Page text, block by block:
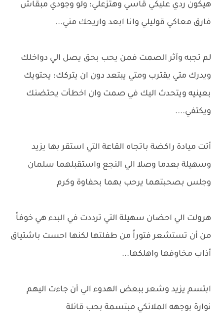
هيكون ردي عليكي قاسي وهتزعلي؛ ولو وجودي مبقاش
فارق معاكي قوليلي وانا ابعد واريحك مني...
لم تجبه وآثر الصمت فمن يحب بحق يصل الي دواخلك
ويدرك متي يقترب ومتي يبتعد دون ان يتركك؛ يحتويك
بعينيه ويتحدث اليك في صمت وان اخطأت يحتضنك
ويكتفي....
أتت ميادة راكضة باتجاه القاعة التي استقر بها يزيد
وسهيلة بعدما وصلا الي النجع واستقبلهما سلمان
وجلس بصحبتهما يرحب بهما بحفاوة وكرم
هرولت الي احضان سهيلة التي ترددت في البدء هي خوفاً
من أن تستشعر فتوراً من طفلتها لكنها احست باشتياق
أذاب مخاوفها واهلكها...
ابتسم يزيد وشعر ببعض الهدوء الي أن جاءت اليهم
نوارة بوجهه الملائكي مبتسمة بحب قائلة